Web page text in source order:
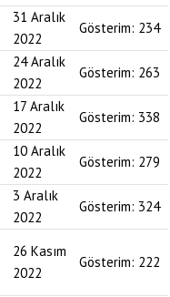
31 Aralık
2022
Gösterim: 234
24 Aralık
2022
Gösterim: 263
17 Aralık
2022
Gösterim: 338
10 Aralık
2022
Gösterim: 279
3 Aralık
2022
Gösterim: 324
26 Kasım
2022
Gösterim: 222